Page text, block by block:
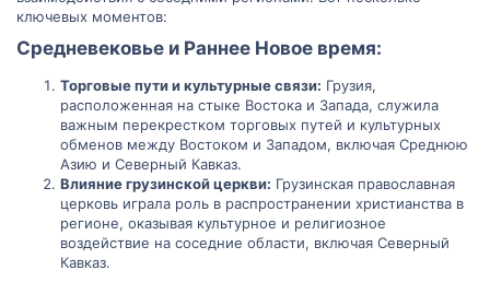
ключевых моментов:
Средневековье и Раннее Новое время:​
Торговые пути и культурные связи: Грузия,
расположенная на стыке Востока и Запада, служила
важным перекрестком торговых путей и культурных
обменов между Востоком и Западом, включая Среднюю
Азию и Северный Кавказ.
Влияние грузинской церкви: Грузинская православная
церковь играла роль в распространении христианства в
регионе, оказывая культурное и религиозное
воздействие на соседние области, включая Северный
Кавказ.